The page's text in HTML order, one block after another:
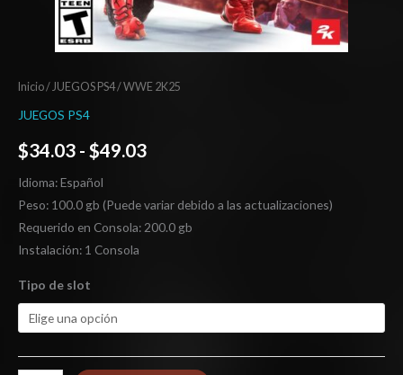
Inicio/JUEGOS PS4/ WWE 2K25
JUEGOS PS4
$34.03 - $49.03
Idioma: Español
Peso: 100.0 gb (Puede variar debido a las actualizaciones)
Requerido en Consola: 200.0 gb
Instalación: 1 Consola
Tipo de slot